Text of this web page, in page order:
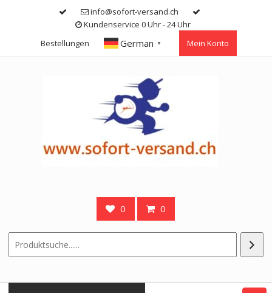
info@sofort-versand.ch
Kundenservice 0 Uhr - 24 Uhr
Bestellungen
German ▼ Mein Konto
0 0